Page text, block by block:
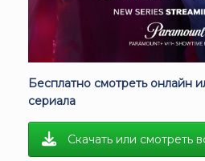
Бесплатно смотреть онлайн
сериала
Скачать или смотреть